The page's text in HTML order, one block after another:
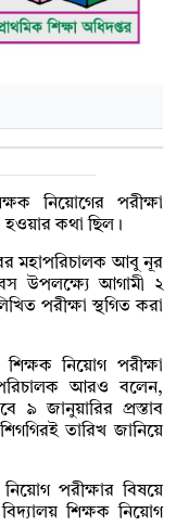
নিয়োগের পরীক্ষা
হওয়ার কথা ছিল।
মহাপরিচালক আবু নূর
উপলক্ষ্যে আগামী ২
পরীক্ষা স্থগিত করা
নিয়োগ পরীক্ষা
আরও বলেন,
৯ জানুয়ারির প্রস্তাব
তারিখ জানিয়ে
পরীক্ষার বিষয়ে
বিদ্যালয় শিক্ষক নিয়োগ